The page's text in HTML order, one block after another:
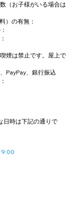
（お子様がいる場合は
）の有無：
煙は禁止です。屋上で
PayPay、銀行振込
日時は下記の通りで